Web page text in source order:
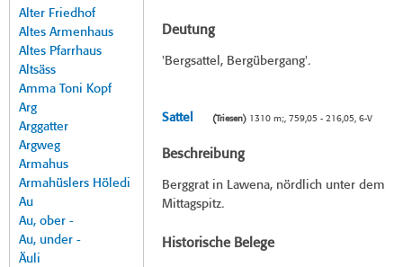
Alter Friedhof
Altes Armenhaus
Altes Pfarrhaus
Altsäss
Amma Toni Kopf
Arg
Arggatter
Argweg
Armahus
Armahüslers Höledi
Au
Au, ober -
Au, under -
Äuli
Deutung
'Bergsattel, Bergübergang'.
Sattel (Triesen)1310 m;, 759,05 - 216,05, 6-V
Beschreibung
Berggrat in Lawena, nördlich unter dem
Mittagspitz.
Historische Belege